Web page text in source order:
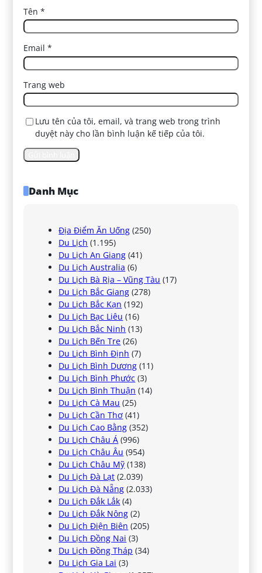
Tên*
Email*
Trang web
Lưu tên của tôi, email, và trang web trong trình
duyệt này cho lần bình luận kế tiếp của tôi.
Danh Mục
Địa Điểm Ăn Uống (250)
Du Lịch (1.195)
Du Lịch An Giang (41)
Du Lịch Australia (6)
Du Lịch Bà Rịa – Vũng Tàu (17)
Du Lịch Bắc Giang (278)
Du Lịch Bắc Kạn (192)
Du Lịch Bạc Liêu (16)
Du Lịch Bắc Ninh (13)
Du Lịch Bến Tre (26)
Du Lịch Bình Định (7)
Du Lịch Bình Dương (11)
Du Lịch Bình Phước (3)
Du Lịch Bình Thuận (14)
Du Lịch Cà Mau (25)
Du Lịch Cần Thơ (41)
Du Lịch Cao Bằng (352)
Du Lịch Châu Á (996)
Du Lịch Châu Âu (954)
Du Lịch Châu Mỹ (138)
Du Lịch Đà Lạt (2.039)
Du Lịch Đà Nẵng (2.033)
Du Lịch Đắk Lắk (4)
Du Lịch Đắk Nông (2)
Du Lịch Điện Biên (205)
Du Lịch Đồng Nai (3)
Du Lịch Đồng Tháp (34)
Du Lịch Gia Lai (3)